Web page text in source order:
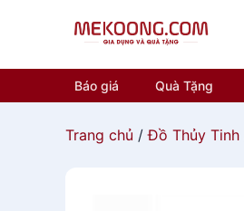
Báo giá Quà Tặng
Trang chủ /Đồ Thủy Tinh